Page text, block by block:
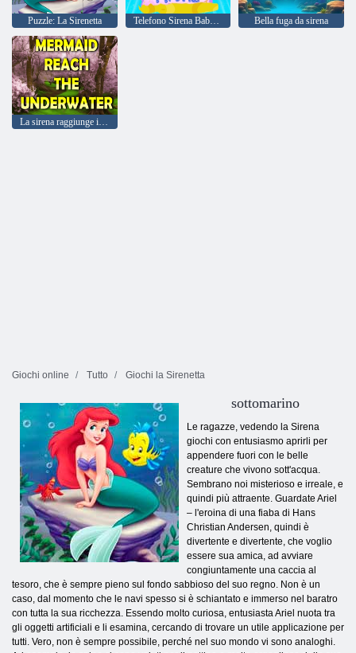
Puzzle: La Sirenetta Telefono Sirena Baby Princess Bella fuga da sirena
La sirena raggiunge il sottomarino
Giochi online Tutto Giochi la Sirenetta
sottomarino
Le ragazze, vedendo la Sirena
giochi con entusiasmo aprirli per
appendere fuori con le belle
creature che vivono sott'acqua.
Sembrano noi misterioso e irreale, e
quindi più attraente. Guardate Ariel
– l'eroina di una fiaba di Hans
Christian Andersen, quindi è
divertente e divertente, che voglio
essere sua amica, ad avviare
congiuntamente una caccia al
tesoro, che è sempre pieno sul fondo sabbioso del suo regno. Non è un
caso, dal momento che le navi spesso si è schiantato e immerso nel baratro
con tutta la sua ricchezza. Essendo molto curiosa, entusiasta Ariel nuota tra
gli oggetti artificiali e li esamina, cercando di trovare un utile applicazione per
tutti. Vero, non è sempre possibile, perché nel suo mondo vi sono analoghi.